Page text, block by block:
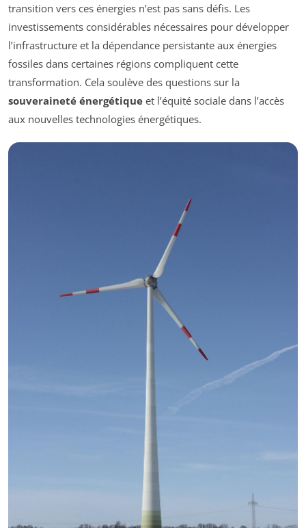
transition vers ces énergies n’est pas sans défis. Les
investissements considérables nécessaires pour développer
l’infrastructure et la dépendance persistante aux énergies
fossiles dans certaines régions compliquent cette
transformation. Cela soulève des questions sur la
souveraineté énergétique et l’équité sociale dans l’accès
aux nouvelles technologies énergétiques.